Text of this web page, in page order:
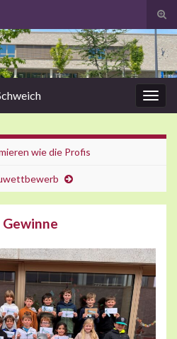
wie die Profis